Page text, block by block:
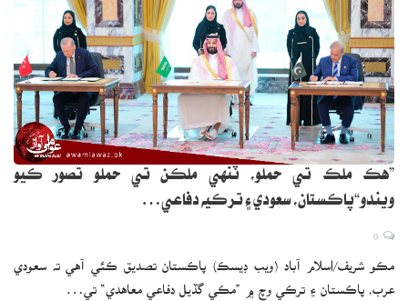
”هڪ ملڪ تي حملو، ٽنهي ملڪن تي حملو تصور ڪيو
ويندو“پاڪستان، سعودي ۽ ترڪيه دفاعي…
مڪو شريف/اسلام آباد (ويب ڊيسڪ) پاڪستان تصديق ڪئي آهي ته سعودي
عرب، پاڪستان ۽ ترڪي وچ ۾ ”مڪي گڏيل دفاعي معاهدي“ تي…